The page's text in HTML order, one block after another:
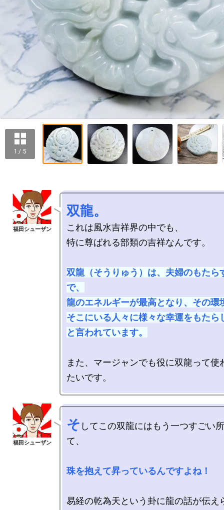
1 / 5
双龍。
これは風水吉祥界の中でも、
特に尊ばれる部類の吉祥なんです。
双龍（そうりゅう）は、夫婦のもたら
で、
龍のエネルギーが最高となり、その環
そこにいる人々に様々な幸運をもたら
と言われています。
また、マージャンでも役に双龍って使
そ してこの双龍にはもう一つすごい
て、
珠を抱えて昇っているんですよね！
易経の乾為天という卦に龍の話が伝え